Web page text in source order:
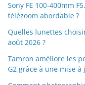
Sony FE 100-400mm
télézoom abordable ?
Quelles lunettes
août 2026 ?
Tamron améliore les
G2 grâce à une mise à